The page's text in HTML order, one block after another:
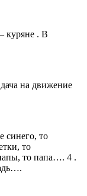
куряне . В
на движение
синего, то
то
то папа…. 4 .